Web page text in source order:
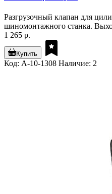
Разгрузочный клапан для
шиномонтажного станка.
1 265 р.
Купить
Код: A-10-1308 Наличие: 2